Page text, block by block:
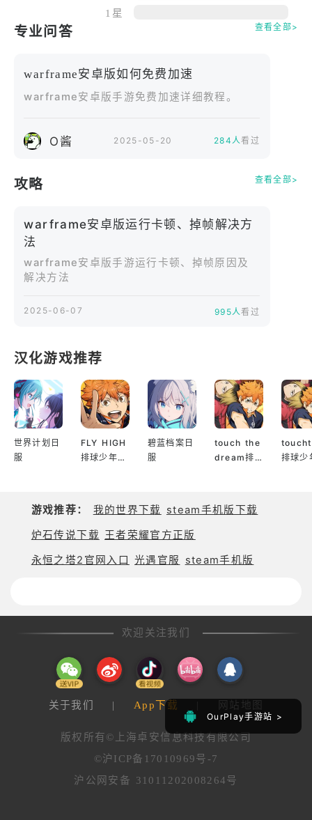
OurPlay手游站 >
雪堡垒等，满足不同战术需求。
√ 操作简便，精准流畅的虚拟摇杆与按键设计，轻松
也能畅玩。
√ 针对各类安卓设备深度优化，即使配置一般也能稳
=== 模式 ===
✪团队歼灭战✪ 两大阵营激烈对抗，看哪队能率先消
✪自由混战✪ 各自为战，在枪林弹雨中生存，尽可能
✪据点争夺✪ 抢占关键据点，通过占领时间累计分
数，策略与火力并重。
✪合作生存✪ 与队友携手，抵御一波又一波外星怪物
的进攻，坚持到最后。
器限制等，与好友尽情切磋。
√ 超过 20 款独特星际战甲，每款都有专属技能与外
√ 支持最多 16 人同场竞技，感受大规模星际对战的
震撼。
√ 与全球玩家实时匹配对战，或邀请好友组队，并肩
作战。
√ 建立自己的星际氏族，与成员共同成长，参与氏族
盾，让战斗策略千变万化。
√ 参与排位赛，提升段位，展示你的实力，登上荣耀
√ 与好友互动，完成合作任务，解锁丰厚奖励。
你能轻松下载并畅玩此游戏，请注意，游戏内提供购
买虚拟物品的选项，可能还会包含第三方广告，点击
这款游戏是极具竞争力的 TPS 射击游戏，拥有直观
的操作、精美的 3D 画面与刺激的玩法。扮演天诺战
今年最棒的 3D 第三人称射击手游体验，让你沉浸在
1星
专业问答 查看全部>
warframe安卓版如何免费加速
warframe安卓版手游免费加速详细教程。
O酱 2025-05-20 284人看过
攻略 查看全部>
warframe安卓版运行卡顿、掉帧解决方
法
warframe安卓版手游运行卡顿、掉帧原因及
解决方法
2025-06-07 995人看过
汉化游戏推荐
世界计划日
服
FLY HIGH
排球少年日
碧蓝档案日
服
touch the
dream排
排球少
OurPlay手游站 >
游戏推荐： 我的世界下载 steam手机版下载
炉石传说下载 王者荣耀官方正版
永恒之塔2官网入口 光遇官服 steam手机版
欢迎关注我们
关于我们 | App下载 网站地图
版权所有©上海卓安信息科技有限公司
©沪ICP备17010969号-7
沪公网安备 31011202008264号